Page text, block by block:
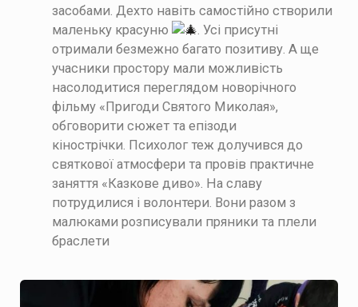
засобами. Дехто навіть самостійно створили
маленьку красуню
. Усі присутні
отримали безмежно багато позитиву. А ще
учасники простору мали можливість
насолодитися переглядом новорічного
фільму «Пригоди Святого Миколая»,
обговорити сюжет та епізоди
кінострічки. Психолог теж долучився до
святкової атмосфери та провів практичне
заняття «Казкове диво». На славу
потрудилися і волонтери. Вони разом з
малюками розписували пряники та плели
браслети